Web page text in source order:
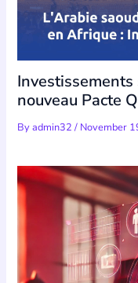
Investissements
nouveau Pacte
Byadmin32/ November